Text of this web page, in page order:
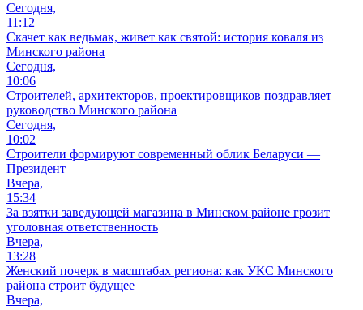
Сегодня,
11:12
Скачет как ведьмак, живет как святой: история коваля из
Минского района
Сегодня,
10:06
Cтроителей, архитекторов, проектировщиков поздравляет
руководство Минского района
Сегодня,
10:02
Строители формируют современный облик Беларуси —
Президент
Вчера,
15:34
За взятки заведующей магазина в Минском районе грозит
уголовная ответственность
Вчера,
13:28
Женский почерк в масштабах региона: как УКС Минского
района строит будущее
Вчера,